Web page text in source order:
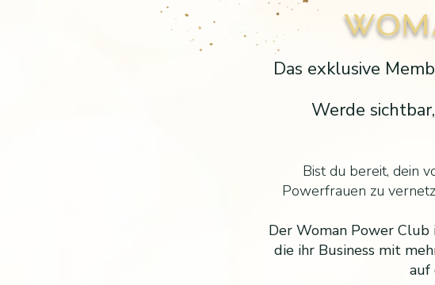
Das exklusive
Werde
Bist du bereit, dein
Powerfrauen zu
Der Woman Power Club
die ihr Business mit
auf